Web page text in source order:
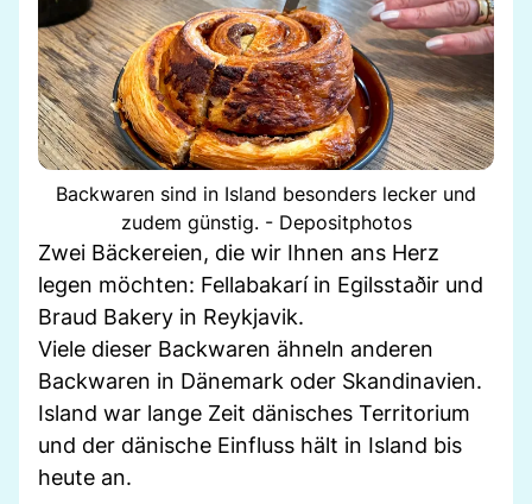
Backwaren sind in Island besonders lecker und
zudem günstig. - Depositphotos
Zwei Bäckereien, die wir Ihnen ans Herz
legen möchten: Fellabakarí in Egilsstaðir und
Braud Bakery in Reykjavik.
Viele dieser Backwaren ähneln anderen
Backwaren in Dänemark oder Skandinavien.
Island war lange Zeit dänisches Territorium
und der dänische Einfluss hält in Island bis
heute an.